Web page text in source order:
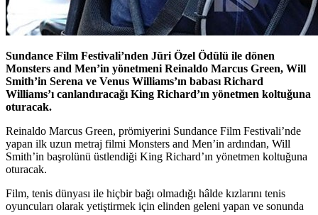
Sundance Film Festivali’nden Jüri Özel Ödülü ile dönen
Monsters and Men’in yönetmeni Reinaldo Marcus Green, Will
Smith’in Serena ve Venus Williams’ın babası Richard
Williams’ı canlandıracağı King Richard’ın yönetmen koltuğuna
oturacak.
Reinaldo Marcus Green, prömiyerini Sundance Film Festivali’nde
yapan ilk uzun metraj filmi Monsters and Men’in ardından, Will
Smith’in başrolünü üstlendiği King Richard’ın yönetmen koltuğuna
oturacak.
Film, tenis dünyası ile hiçbir bağı olmadığı hâlde kızlarını tenis
oyuncuları olarak yetiştirmek için elinden geleni yapan ve sonunda